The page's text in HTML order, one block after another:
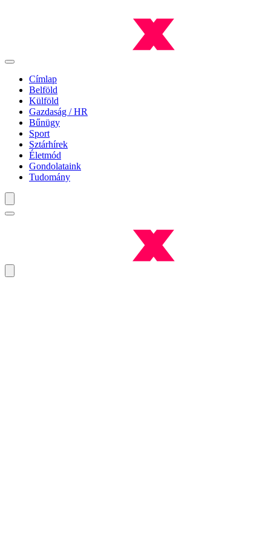
Címlap
Belföld
Külföld
Gazdaság / HR
Bűnügy
Sport
Sztárhírek
Életmód
Gondolataink
Tudomány